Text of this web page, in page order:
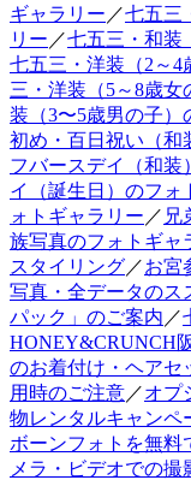
ギャラリー ／七五三
リー ／七五三・和装
七五三・洋装（2～4
三・洋装（5～8歳
装（3〜5歳男の子）
初め・百日祝い（和
フバースデイ（和装
イ（誕生日）のフォ
ォトギャラリー ／ 兄
族写真のフォトギャ
スタイリング／お宮
写真・全データのス
パック」のご案内 ／
HONEY&CRUNCH
のお着付け・ヘアセ
用時のご注意／オプ
物レンタルキャンペ
ボーンフォトを無料
メラ・ビデオでの撮